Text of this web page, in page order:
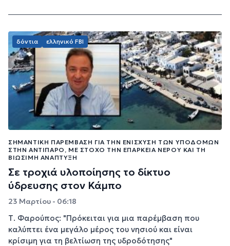
δόντια ελληνικό FBI
ΣΗΜΑΝΤΙΚΉ ΠΑΡΈΜΒΑΣΗ ΓΙΑ ΤΗΝ ΕΝΊΣΧΥΣΗ ΤΩΝ ΥΠΟΔΟΜΏΝ
ΣΤΗΝ ΑΝΤΊΠΑΡΟ, ΜΕ ΣΤΌΧΟ ΤΗΝ ΕΠΆΡΚΕΙΑ ΝΕΡΟΎ ΚΑΙ ΤΗ
ΒΙΏΣΙΜΗ ΑΝΆΠΤΥΞΗ
Σε τροχιά υλοποίησης το δίκτυο
ύδρευσης στον Κάμπο
23 Μαρτίου - 06:18
Τ. Φαρούπος: "Πρόκειται για μια παρέμβαση που
καλύπτει ένα μεγάλο μέρος του νησιού και είναι
κρίσιμη για τη βελτίωση της υδροδότησης"